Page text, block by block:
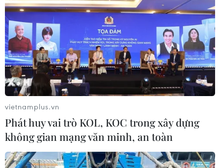
Người tị nạn Haiti xếp hàng đăng ký tại Ủy ban quốc gia về
người tị nạn ở Tijuana, bang Baja California, Mexico. (Ảnh:
AFP/TTXVN)
Viện Di trú Quốc gia Mexico (INM) ngày 28/10
thông báo sẽ cấp thị thực nhân đạo cho trẻ em
và phụ nữ có thai trong đoàn người di cư đang
di chuyển từ miền Nam lên miền Bắc nước này.
Thị thực trên sẽ có thời hạn trong một năm, qua
đó cho phép người di cư tiếp cận các dịch vụ
công như chăm sóc sức khỏe và tìm kiếm việc
làm tại Mexico.
vietnamplus.vn
Phát huy vai trò KOL, KOC trong xây dựng
không gian mạng văn minh, an toàn